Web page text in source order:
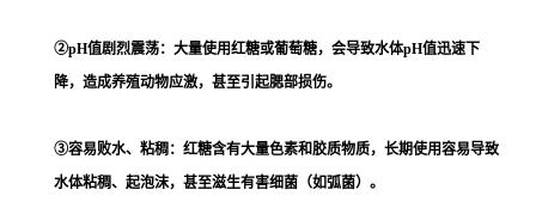
②pH值剧烈震荡：大量使用红糖或葡萄糖，会导致水体pH值迅速下
降，造成养殖动物应激，甚至引起腮部损伤。
③容易败水、粘稠：红糖含有大量色素和胶质物质，长期使用容易导致
水体粘稠、起泡沫，甚至滋生有害细菌（如弧菌）。